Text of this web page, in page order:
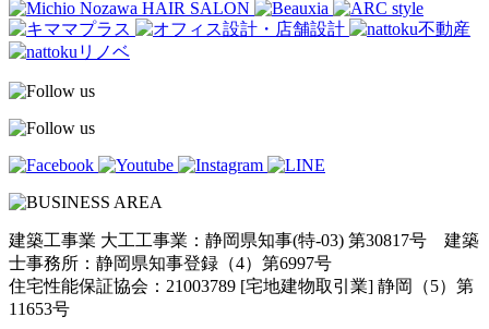
建築工事業 大工工事業：静岡県知事(特-03) 第30817号 建築
士事務所：静岡県知事登録（4）第6997号
住宅性能保証協会：21003789 [宅地建物取引業] 静岡（5）第
11653号